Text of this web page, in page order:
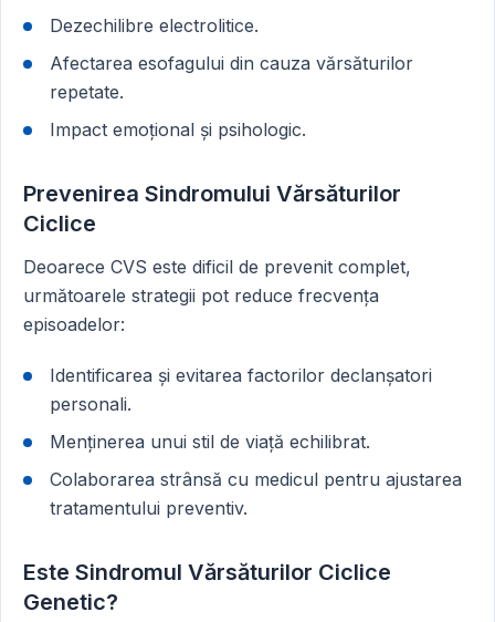
Dezechilibre electrolitice.
Afectarea esofagului din cauza vărsăturilor
repetate.
Impact emoțional și psihologic.
Prevenirea Sindromului Vărsăturilor
Ciclice
Deoarece CVS este dificil de prevenit complet,
următoarele strategii pot reduce frecvența
episoadelor:
Identificarea și evitarea factorilor declanșatori
personali.
Menținerea unui stil de viață echilibrat.
Colaborarea strânsă cu medicul pentru ajustarea
tratamentului preventiv.
Este Sindromul Vărsăturilor Ciclice
Genetic?